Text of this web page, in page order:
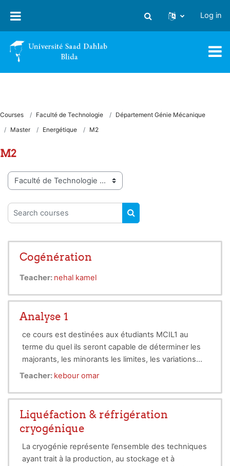
Toggle search input
Log in
Courses Faculté de Technologie
Département Génie Mécanique
Master
Energétique M2
M2
Course categories
Search courses
SEARCH COURSES
Cogénération
Teacher: nehal kamel
Analyse 1
ce cours est destinées aux étudiants MCIL1 au
terme du quel ils seront capable de déterminer les
majorants, les minorants les limites, les variations
des fonctions, les intégrales simple et double.
Teacher: kebour omar
Liquéfaction & réfrigération
cryogénique
La cryogénie représente l’ensemble des techniques
ayant trait à la production, au stockage et à